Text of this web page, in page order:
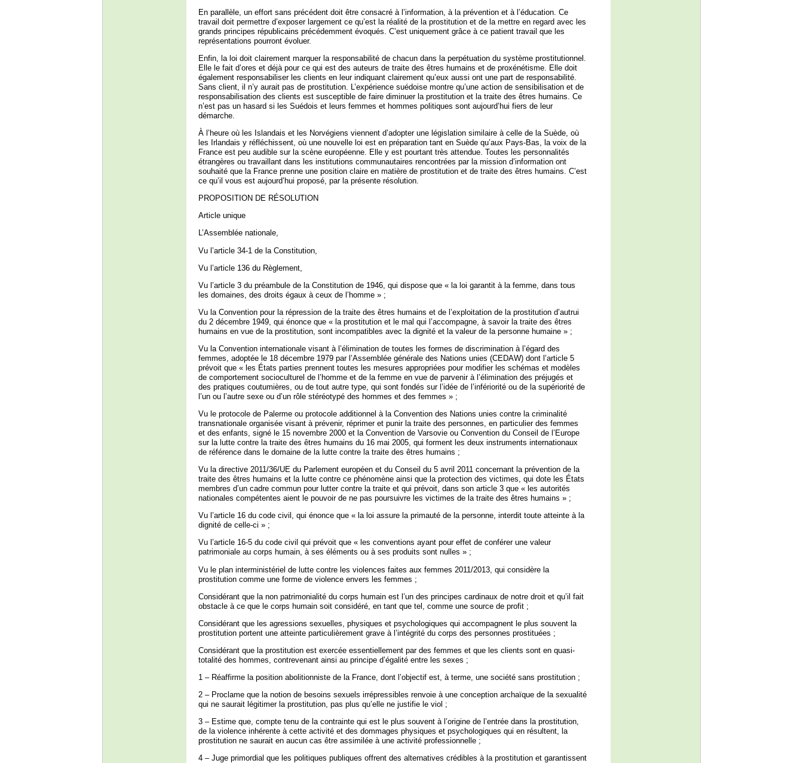
En parallèle, un effort sans précédent doit être consacré à l’information, à la prévention et à l’éducation. Ce
travail doit permettre d’exposer largement ce qu’est la réalité de la prostitution et de la mettre en regard avec les
grands principes républicains précédemment évoqués. C’est uniquement grâce à ce patient travail que les
représentations pourront évoluer.
Enfin, la loi doit clairement marquer la responsabilité de chacun dans la perpétuation du système prostitutionnel.
Elle le fait d’ores et déjà pour ce qui est des auteurs de traite des êtres humains et de proxénétisme. Elle doit
également responsabiliser les clients en leur indiquant clairement qu’eux aussi ont une part de responsabilité.
Sans client, il n’y aurait pas de prostitution. L’expérience suédoise montre qu’une action de sensibilisation et de
responsabilisation des clients est susceptible de faire diminuer la prostitution et la traite des êtres humains. Ce
n’est pas un hasard si les Suédois et leurs femmes et hommes politiques sont aujourd’hui fiers de leur
démarche.
À l’heure où les Islandais et les Norvégiens viennent d’adopter une législation similaire à celle de la Suède, où
les Irlandais y réfléchissent, où une nouvelle loi est en préparation tant en Suède qu’aux Pays-Bas, la voix de la
France est peu audible sur la scène européenne. Elle y est pourtant très attendue. Toutes les personnalités
étrangères ou travaillant dans les institutions communautaires rencontrées par la mission d’information ont
souhaité que la France prenne une position claire en matière de prostitution et de traite des êtres humains. C’est
ce qu’il vous est aujourd’hui proposé, par la présente résolution.
PROPOSITION DE RÉSOLUTION
Article unique
L’Assemblée nationale,
Vu l’article 34-1 de la Constitution,
Vu l’article 136 du Règlement,
Vu l’article 3 du préambule de la Constitution de 1946, qui dispose que « la loi garantit à la femme, dans tous
les domaines, des droits égaux à ceux de l’homme » ;
Vu la Convention pour la répression de la traite des êtres humains et de l’exploitation de la prostitution d’autrui
du 2 décembre 1949, qui énonce que « la prostitution et le mal qui l’accompagne, à savoir la traite des êtres
humains en vue de la prostitution, sont incompatibles avec la dignité et la valeur de la personne humaine » ;
Vu la Convention internationale visant à l’élimination de toutes les formes de discrimination à l’égard des
femmes, adoptée le 18 décembre 1979 par l’Assemblée générale des Nations unies (CEDAW) dont l’article 5
prévoit que « les États parties prennent toutes les mesures appropriées pour modifier les schémas et modèles
de comportement socioculturel de l’homme et de la femme en vue de parvenir à l’élimination des préjugés et
des pratiques coutumières, ou de tout autre type, qui sont fondés sur l’idée de l’infériorité ou de la supériorité de
l’un ou l’autre sexe ou d’un rôle stéréotypé des hommes et des femmes » ;
Vu le protocole de Palerme ou protocole additionnel à la Convention des Nations unies contre la criminalité
transnationale organisée visant à prévenir, réprimer et punir la traite des personnes, en particulier des femmes
et des enfants, signé le 15 novembre 2000 et la Convention de Varsovie ou Convention du Conseil de l’Europe
sur la lutte contre la traite des êtres humains du 16 mai 2005, qui forment les deux instruments internationaux
de référence dans le domaine de la lutte contre la traite des êtres humains ;
Vu la directive 2011/36/UE du Parlement européen et du Conseil du 5 avril 2011 concernant la prévention de la
traite des êtres humains et la lutte contre ce phénomène ainsi que la protection des victimes, qui dote les États
membres d’un cadre commun pour lutter contre la traite et qui prévoit, dans son article 3 que « les autorités
nationales compétentes aient le pouvoir de ne pas poursuivre les victimes de la traite des êtres humains » ;
Vu l’article 16 du code civil, qui énonce que « la loi assure la primauté de la personne, interdit toute atteinte à la
dignité de celle-ci » ;
Vu l’article 16-5 du code civil qui prévoit que « les conventions ayant pour effet de conférer une valeur
patrimoniale au corps humain, à ses éléments ou à ses produits sont nulles » ;
Vu le plan interministériel de lutte contre les violences faites aux femmes 2011/2013, qui considère la
prostitution comme une forme de violence envers les femmes ;
Considérant que la non patrimonialité du corps humain est l’un des principes cardinaux de notre droit et qu’il fait
obstacle à ce que le corps humain soit considéré, en tant que tel, comme une source de profit ;
Considérant que les agressions sexuelles, physiques et psychologiques qui accompagnent le plus souvent la
prostitution portent une atteinte particulièrement grave à l’intégrité du corps des personnes prostituées ;
Considérant que la prostitution est exercée essentiellement par des femmes et que les clients sont en quasi-
totalité des hommes, contrevenant ainsi au principe d’égalité entre les sexes ;
1 – Réaffirme la position abolitionniste de la France, dont l’objectif est, à terme, une société sans prostitution ;
2 – Proclame que la notion de besoins sexuels irrépressibles renvoie à une conception archaïque de la sexualité
qui ne saurait légitimer la prostitution, pas plus qu’elle ne justifie le viol ;
3 – Estime que, compte tenu de la contrainte qui est le plus souvent à l’origine de l’entrée dans la prostitution,
de la violence inhérente à cette activité et des dommages physiques et psychologiques qui en résultent, la
prostitution ne saurait en aucun cas être assimilée à une activité professionnelle ;
4 – Juge primordial que les politiques publiques offrent des alternatives crédibles à la prostitution et garantissent